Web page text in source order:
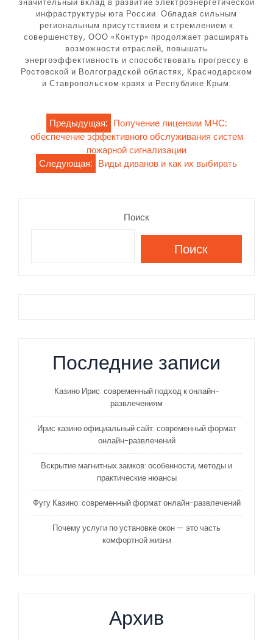
инфраструктуры юга России. Обладая сильным
региональным присутствием и стремлением к
совершенству, ООО «Контур» продолжает расширять
возможности отраслей, повышать
энергоэффективность и способствовать прогрессу в
Ростовской и Волгоградской областях, Краснодарском
и Ставропольском краях и Республике Крым.
Навигация
по
записям
Предыдущая: Получение лицензии МЧС:
обеспечение эффективного обслуживания систем
пожарной сигнализации
Следующая: Виды диванов и как их выбирать
Поиск
Поиск
Последние записи
Казино Ирис: современный подход к онлайн-
развлечениям
Ирис казино официальный сайт: современный формат
онлайн-развлечений
Вскрытие магнитных замков: особенности, методы и
практические нюансы
Фугу Казино: современный формат онлайн-развлечений
Почему услуги по установке окон — это часть
комфортной жизни
Архив